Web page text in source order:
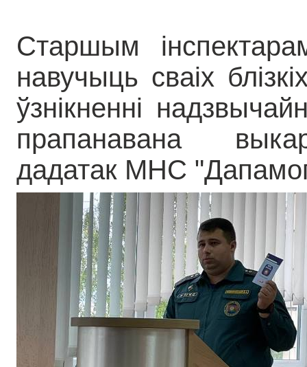
Старшым
навучыць сваіх
ўзнікненні
прапанавана
дадатак МНС